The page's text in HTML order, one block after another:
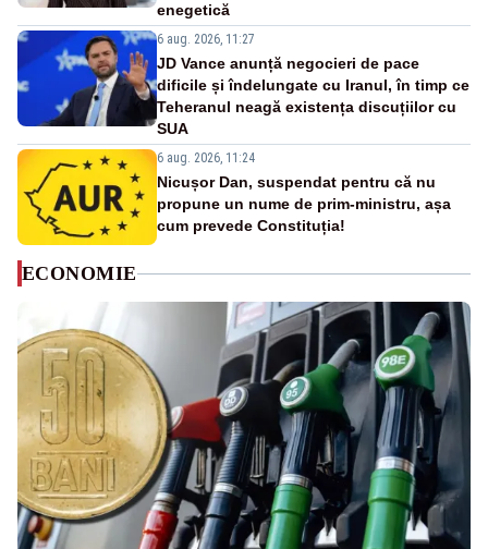
enegetică
6 aug. 2026, 11:27
JD Vance anunță negocieri de pace
dificile și îndelungate cu Iranul, în timp ce
Teheranul neagă existența discuțiilor cu
SUA
6 aug. 2026, 11:24
Nicușor Dan, suspendat pentru că nu
propune un nume de prim-ministru, așa
cum prevede Constituția!
ECONOMIE